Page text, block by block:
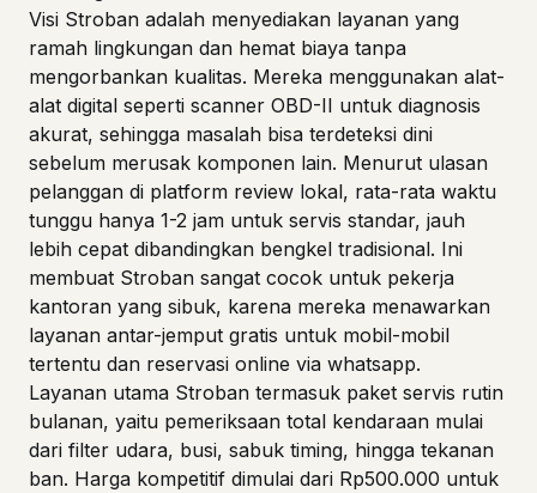
Visi Stroban adalah menyediakan layanan yang
ramah lingkungan dan hemat biaya tanpa
mengorbankan kualitas. Mereka menggunakan alat-
alat digital seperti scanner OBD-II untuk diagnosis
akurat, sehingga masalah bisa terdeteksi dini
sebelum merusak komponen lain. Menurut ulasan
pelanggan di platform review lokal, rata-rata waktu
tunggu hanya 1-2 jam untuk servis standar, jauh
lebih cepat dibandingkan bengkel tradisional. Ini
membuat Stroban sangat cocok untuk pekerja
kantoran yang sibuk, karena mereka menawarkan
layanan antar-jemput gratis untuk mobil-mobil
tertentu dan reservasi online via whatsapp.
Layanan utama Stroban termasuk paket servis rutin
bulanan, yaitu pemeriksaan total kendaraan mulai
dari filter udara, busi, sabuk timing, hingga tekanan
ban. Harga kompetitif dimulai dari Rp500.000 untuk